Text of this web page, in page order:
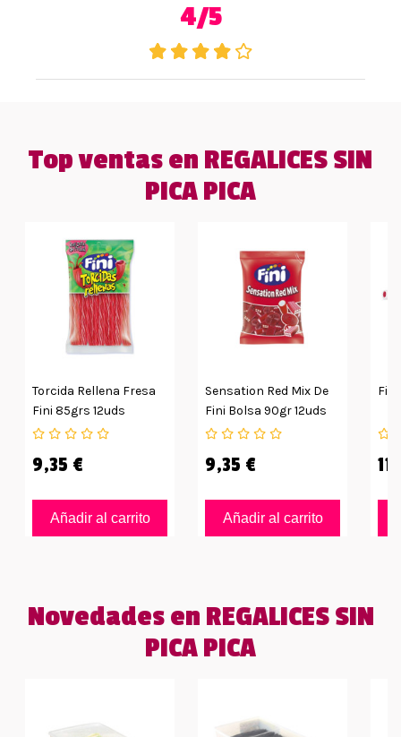
4/5
Top ventas en REGALICES SIN
PICA PICA
Torcida Rellena Fresa
Fini 85grs 12uds
9,35 €
Añadir al carrito
Sensation Red Mix De
Fini Bolsa 90gr 12uds
9,35 €
Añadir al carrito
Novedades en REGALICES SIN
PICA PICA